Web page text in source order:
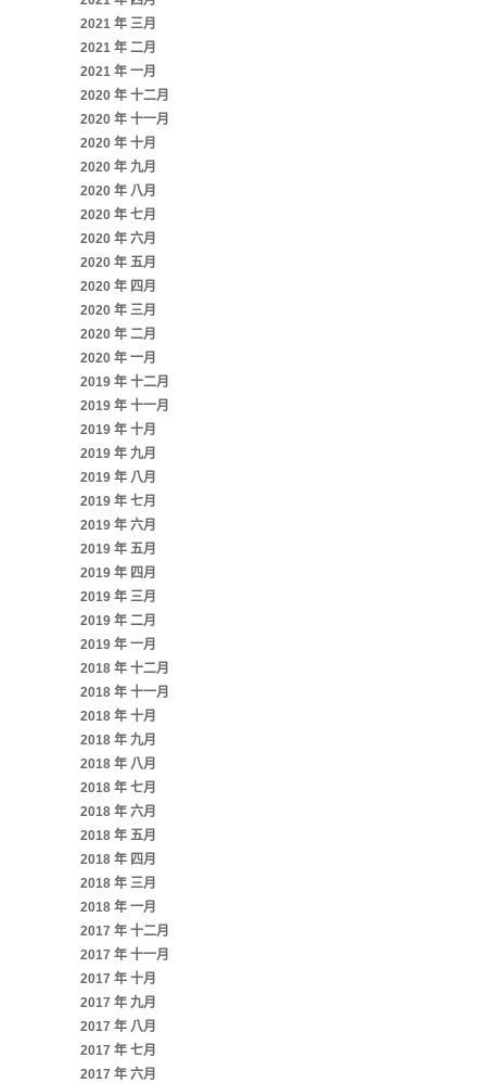
2021 年 三月
2021 年 二月
2021 年 一月
2020 年 十二月
2020 年 十一月
2020 年 十月
2020 年 九月
2020 年 八月
2020 年 七月
2020 年 六月
2020 年 五月
2020 年 四月
2020 年 三月
2020 年 二月
2020 年 一月
2019 年 十二月
2019 年 十一月
2019 年 十月
2019 年 九月
2019 年 八月
2019 年 七月
2019 年 六月
2019 年 五月
2019 年 四月
2019 年 三月
2019 年 二月
2019 年 一月
2018 年 十二月
2018 年 十一月
2018 年 十月
2018 年 九月
2018 年 八月
2018 年 七月
2018 年 六月
2018 年 五月
2018 年 四月
2018 年 三月
2018 年 一月
2017 年 十二月
2017 年 十一月
2017 年 十月
2017 年 九月
2017 年 八月
2017 年 七月
2017 年 六月